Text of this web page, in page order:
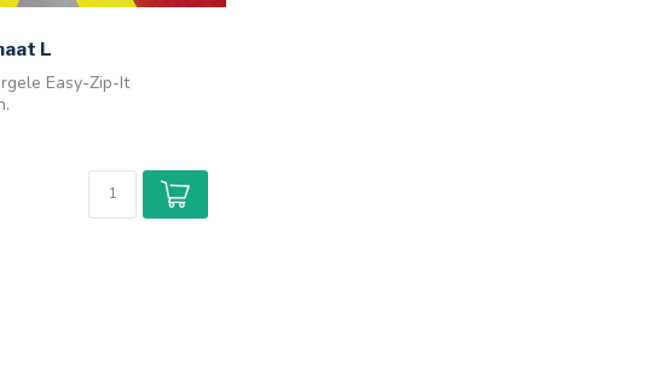
L
Easy-Zip-It